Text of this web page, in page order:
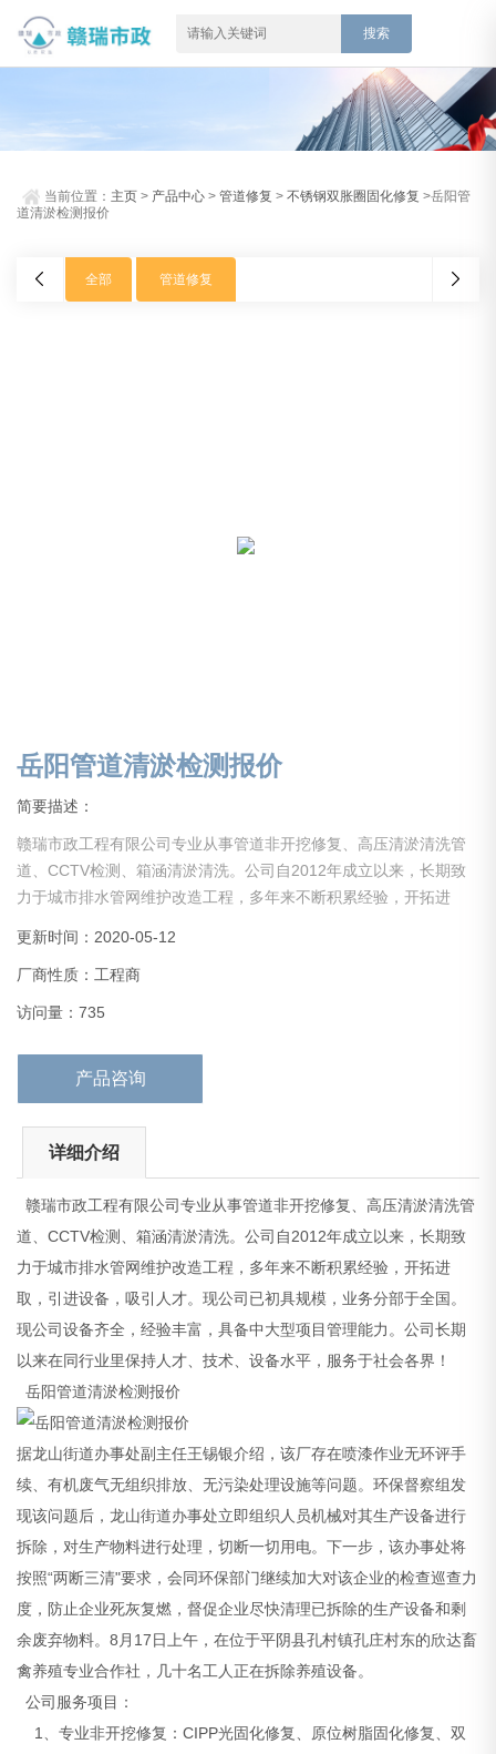
当前位置： 主页 > 产品中心 >管道修复 >不锈钢双胀圈固化修复 >岳阳管
道清淤检测报价
全部 管道修复
岳阳管道清淤检测报价
简要描述：
赣瑞市政工程有限公司专业从事管道非开挖修复、高压清淤清洗管
道、CCTV检测、箱涵清淤清洗。公司自2012年成立以来，长期致
力于城市排水管网维护改造工程，多年来不断积累经验，开拓进
现公司设备齐全，经验丰富，具备中大型项目管理能力。公司长期
以来在同行业里保持人才、技术、设备水平，服务于社会各界！
岳阳管道清淤检测报价
更新时间：2020-05-12
厂商性质：工程商
访问量：735
产品咨询
详细介绍
赣瑞市政工程有限公司专业从事管道非开挖修复、高压清淤清洗管
道、CCTV检测、箱涵清淤清洗。公司自2012年成立以来，长期致
力于城市排水管网维护改造工程，多年来不断积累经验，开拓进
取，引进设备，吸引人才。现公司已初具规模，业务分部于全国。
现公司设备齐全，经验丰富，具备中大型项目管理能力。公司长期
以来在同行业里保持人才、技术、设备水平，服务于社会各界！
岳阳管道清淤检测报价
据龙山街道办事处副主任王锡银介绍，该厂存在喷漆作业无环评手
续、有机废气无组织排放、无污染处理设施等问题。环保督察组发
现该问题后，龙山街道办事处立即组织人员机械对其生产设备进行
拆除，对生产物料进行处理，切断一切用电。下一步，该办事处将
按照“两断三清"要求，会同环保部门继续加大对该企业的检查巡查力
度，防止企业死灰复燃，督促企业尽快清理已拆除的生产设备和剩
余废弃物料。8月17日上午，在位于平阴县孔村镇孔庄村东的欣达畜
禽养殖专业合作社，几十名工人正在拆除养殖设备。
公司服务项目：
1、专业非开挖修复：CIPP光固化修复、原位树脂固化修复、双